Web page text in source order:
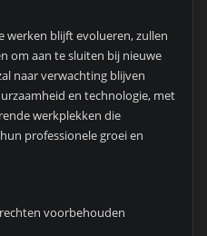
werken blijft evolueren, zullen
om aan te sluiten bij nieuwe
naar verwachting blijven
en technologie, met
werkplekken die
professionele groei en
voorbehouden